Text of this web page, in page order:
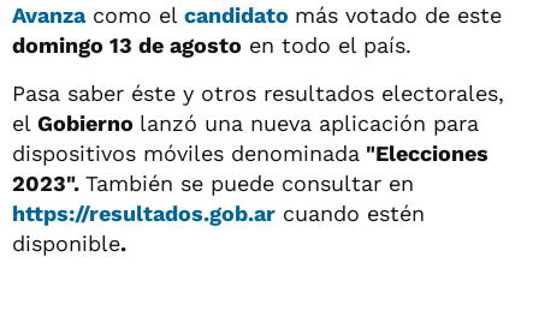
Avanzacomo el candidato más votado de este
domingo 13 de agosto en todo el país.
Pasa saber éste y otros resultados electorales,
el Gobierno lanzó una nueva aplicación para
dispositivos móviles denominada "Elecciones
2023". También se puede consultar en
https://resultados.gob.ar cuando estén
disponible.